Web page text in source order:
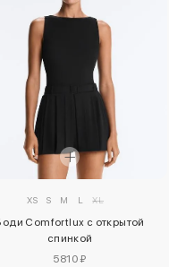
XS S M L XL
Comfortlux с открытой
спинкой
5810 ₽